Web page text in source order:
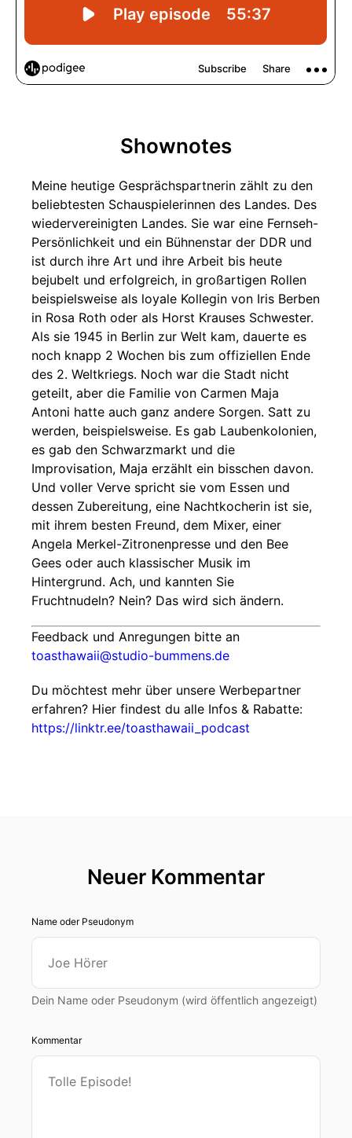
Shownotes
Meine heutige Gesprächspartnerin zählt zu den
beliebtesten Schauspielerinnen des Landes. Des
wiedervereinigten Landes. Sie war eine Fernseh-
Persönlichkeit und ein Bühnenstar der DDR und
ist durch ihre Art und ihre Arbeit bis heute
bejubelt und erfolgreich, in großartigen Rollen
beispielsweise als loyale Kollegin von Iris Berben
in Rosa Roth oder als Horst Krauses Schwester.
Als sie 1945 in Berlin zur Welt kam, dauerte es
noch knapp 2 Wochen bis zum offiziellen Ende
des 2. Weltkriegs. Noch war die Stadt nicht
geteilt, aber die Familie von Carmen Maja
Antoni hatte auch ganz andere Sorgen. Satt zu
werden, beispielsweise. Es gab Laubenkolonien,
es gab den Schwarzmarkt und die
Improvisation, Maja erzählt ein bisschen davon.
Und voller Verve spricht sie vom Essen und
dessen Zubereitung, eine Nachtkocherin ist sie,
mit ihrem besten Freund, dem Mixer, einer
Angela Merkel-Zitronenpresse und den Bee
Gees oder auch klassischer Musik im
Hintergrund. Ach, und kannten Sie
Fruchtnudeln? Nein? Das wird sich ändern.
Feedback und Anregungen bitte an
toasthawaii@studio-bummens.de
Du möchtest mehr über unsere Werbepartner
erfahren? Hier findest du alle Infos & Rabatte:
https://linktr.ee/toasthawaii_podcast
Neuer Kommentar
Name oder Pseudonym
Dein Name oder Pseudonym (wird öffentlich angezeigt)
Kommentar